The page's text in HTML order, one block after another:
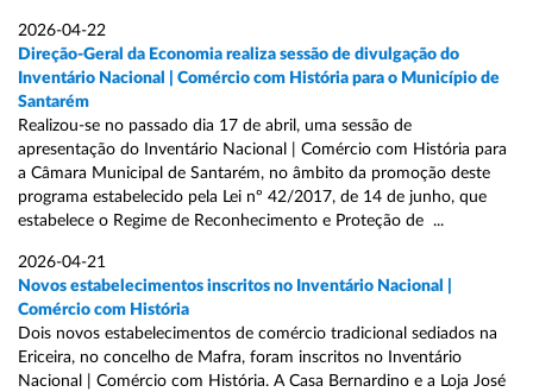
2026-04-22
Direção-Geral da Economia realiza sessão de divulgação do
Inventário Nacional | Comércio com História para o Município de
Santarém
Realizou-se no passado dia 17 de abril, uma sessão de
apresentação do Inventário Nacional | Comércio com História para
a Câmara Municipal de Santarém, no âmbito da promoção deste
programa estabelecido pela Lei nº 42/2017, de 14 de junho, que
estabelece o Regime de Reconhecimento e Proteção de ...
2026-04-21
Novos estabelecimentos inscritos no Inventário Nacional |
Comércio com História
Dois novos estabelecimentos de comércio tradicional sediados na
Ericeira, no concelho de Mafra, foram inscritos no Inventário
Nacional | Comércio com História. A Casa Bernardino e a Loja José